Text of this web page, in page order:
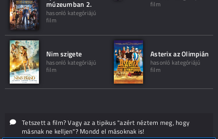
múzeumban 2.
hasonló kategóriájú
film
film
Nim szigete
hasonló kategóriájú
film
Asterix az Olimpián
hasonló kategóriájú
film
Tetszett a film? Vagy az a tipikus "azért néztem meg, hogy
másnak ne kelljen"? Mondd el másoknak is!